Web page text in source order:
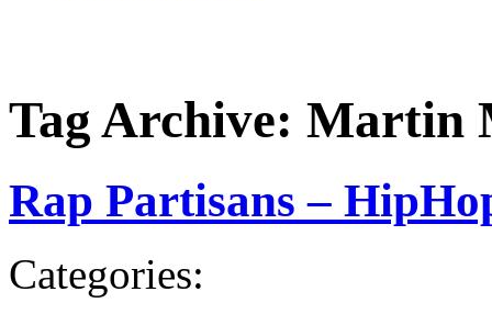
Tag Archive: Martin
Rap Partisans –
Categories: